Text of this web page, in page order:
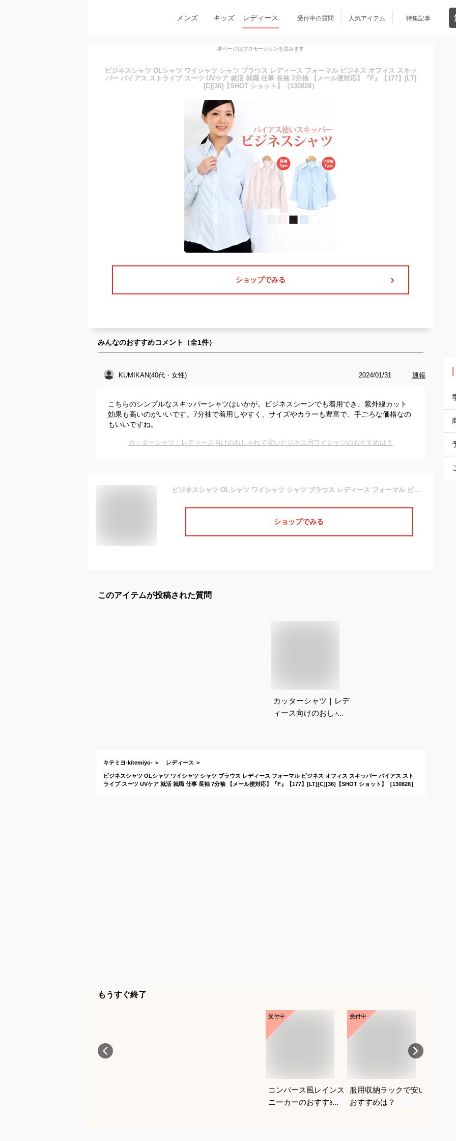
メンズ キッズ レディース 受付中の質問 人気アイテム 特集記事
本ページはプロモーションを含みます
ビジネスシャツ OLシャツ ワイシャツ シャツ ブラウス レディース フォーマル ビジネス オフィス スキッ
パー バイアス ストライプ スーツ UVケア 就活 就職 仕事 長袖 7分袖 【メール便対応】『F』【177】[LT]
[C][36]【SHOT ショット】［130828］
ショップでみる
みんなのおすすめコメント（全1件）
KUMIKAN(40代・女性) 2024/01/31 通報
こちらのシンプルなスキッパーシャツはいかが。ビジネスシーンでも着用でき、紫外線カット
効果も高いのがいいです。7分袖で着用しやすく、サイズやカラーも豊富で、手ごろな価格なの
もいいですね。
カッターシャツ｜レディース向けのおしゃれで安いビジネス用ワイシャツのおすすめは？
ビジネスシャツ OLシャツ ワイシャツ シャツ ブラウス レディース フォーマル ビジネス オフィス スキッパー バイアス ストライプ スーツ UVケア 就活 就職 仕事 長袖 7分袖 【メール便対応】『F』【177】[LT][C][36]【SHOT ショット】［130828］
ショップでみる
このアイテムが投稿された質問
カッターシャツ｜レデ
ィース向けのおしゃれ
キテミヨ-kitemiyo- レディース
ビジネスシャツ OLシャツ ワイシャツ シャツ ブラウス レディース フォーマル ビジネス オフィス スキッパー バイアス スト
ライプ スーツ UVケア 就活 就職 仕事 長袖 7分袖 【メール便対応】『F』【177】[LT][C][36]【SHOT ショット】［130828］
もうすぐ終了
受付中
コンバース風レインス
ニーカーのおすすめ
受付中
服用収納ラックで安い
おすすめは？